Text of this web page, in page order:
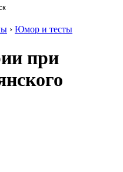
› Юмор и тесты
при